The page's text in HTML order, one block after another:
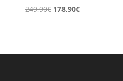
249,90€ El
249,90€.
178,90€El
178,90€.